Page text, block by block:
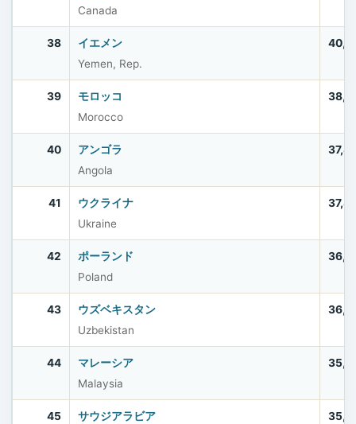
Canada
38
イエメン
Yemen, Rep.
39
モロッコ
Morocco
40
アンゴラ
Angola
41
ウクライナ
Ukraine
42
ポーランド
Poland
43
ウズベキスタン
Uzbekistan
44
マレーシア
Malaysia
45
サウジアラビア